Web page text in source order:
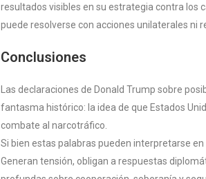
resultados visibles en su estrategia contra los
puede resolverse con acciones unilaterales ni
Conclusiones
Las declaraciones de Donald Trump sobre
fantasma histórico: la idea de que Estados
combate al narcotráfico.
Si bien estas palabras pueden interpretarse
Generan tensión, obligan a respuestas